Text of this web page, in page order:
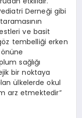
Derneği gibi
ve basit
tembelliği erken
önüne
sağlığı
bir noktaya
ülkelerde okul
arz etmektedir”